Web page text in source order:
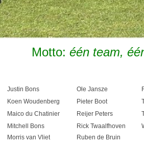
Motto: één team,
Justin Bons Ole Jansze
Koen Woudenberg Pieter Boot
Maico du Chatinier Reijer Peters
Mitchell Bons Rick Twaalfhoven
Morris van Vliet Ruben de Bruin